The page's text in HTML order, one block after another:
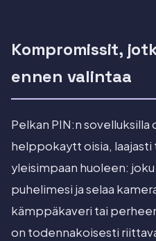
Kompromissit,
ennen valintaa
Pelkan PIN:n
helppokaytt oisia, laajasti
yleisimpaan huoleen:
puhelimesi ja selaa
kämppäkaveri tai
on todennakoisesti